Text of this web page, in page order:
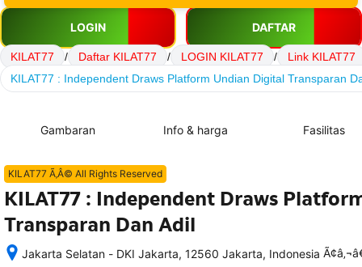
LOGIN DAFTAR
KILAT77 / Daftar KILAT77 / LOGIN KILAT77 /
Link KILAT77
KILAT77 : Independent Draws Platform Undian Digital Transparan
Gambaran Info & harga Fasilitas
KILAT77 Ã‚Â© All Rights Reserved
KILAT77 : Independent Draws
Transparan Dan Adil
Jakarta Selatan - DKI Jakarta, 12560 Jakarta, Indonesia